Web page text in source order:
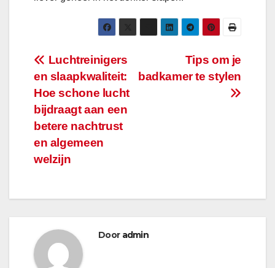
Bericht
navigatie
Tips om je
badkamer te stylen
Luchtreinigers
en slaapkwaliteit:
Hoe schone lucht
bijdraagt aan een
betere nachtrust
en algemeen
welzijn
Door admin